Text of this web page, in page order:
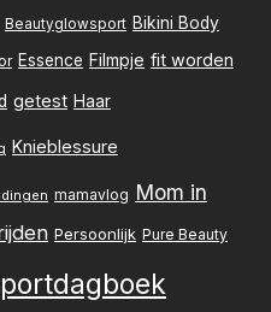
Beautyglowsport Bikini Body
Essence Filmpje fit worden
getest Haar
Knieblessure
mamavlog Mom in
Persoonlijk Pure Beauty